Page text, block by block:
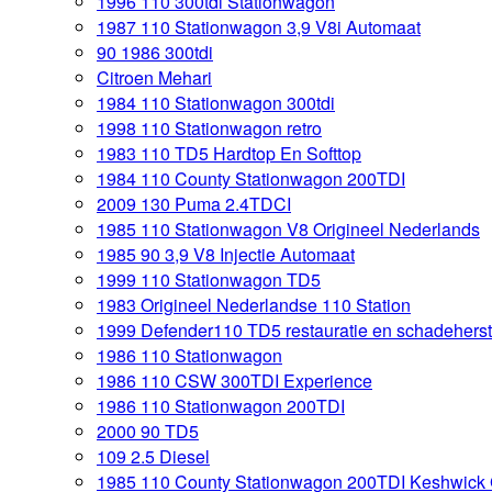
1987 110 Stationwagon 3,9 V8i Automaat
90 1986 300tdi
Citroen Mehari
1984 110 Stationwagon 300tdi
1998 110 Stationwagon retro
1983 110 TD5 Hardtop En Softtop
1984 110 County Stationwagon 200TDI
2009 130 Puma 2.4TDCI
1985 110 Stationwagon V8 Origineel Nederlands
1985 90 3,9 V8 Injectie Automaat
1999 110 Stationwagon TD5
1983 Origineel Nederlandse 110 Station
1999 Defender110 TD5 restauratie en
1986 110 Stationwagon
1986 110 CSW 300TDI Experience
1986 110 Stationwagon 200TDI
2000 90 TD5
109 2.5 Diesel
1985 110 County Stationwagon 200TDI Keshwick